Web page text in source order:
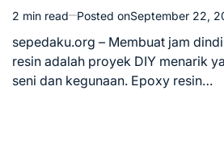
Estimated
read
time
2 min read Posted onSeptember 22,
sepedaku.org – Membuat jam
resin adalah proyek DIY menarik
seni dan kegunaan. Epoxy resin…